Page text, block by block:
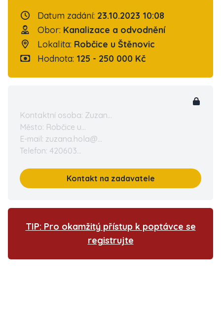
Datum zadání: 23.10.2023 10:08
Obor: Kanalizace a odvodnění
Lokalita: Robčice u Štěnovic
Hodnota: 125 - 250 000 Kč
Kontaktní osoba: Zuzan...
Město: Robčice u...
E-mail: zuzana.hola@...
Telefon: 420603...
Kontakt na zadavatele
TIP: Pro okamžitý přístup k poptávce se
registrujte